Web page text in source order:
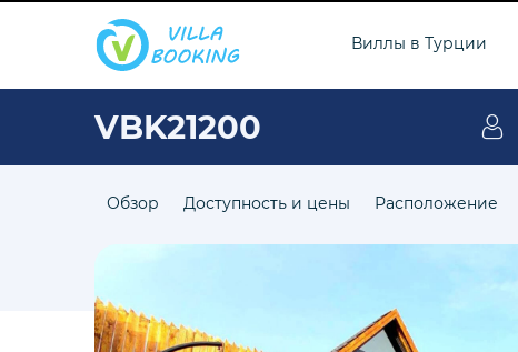
Виллы в Турции
VBK21200
Обзор Доступность и цены Расположение